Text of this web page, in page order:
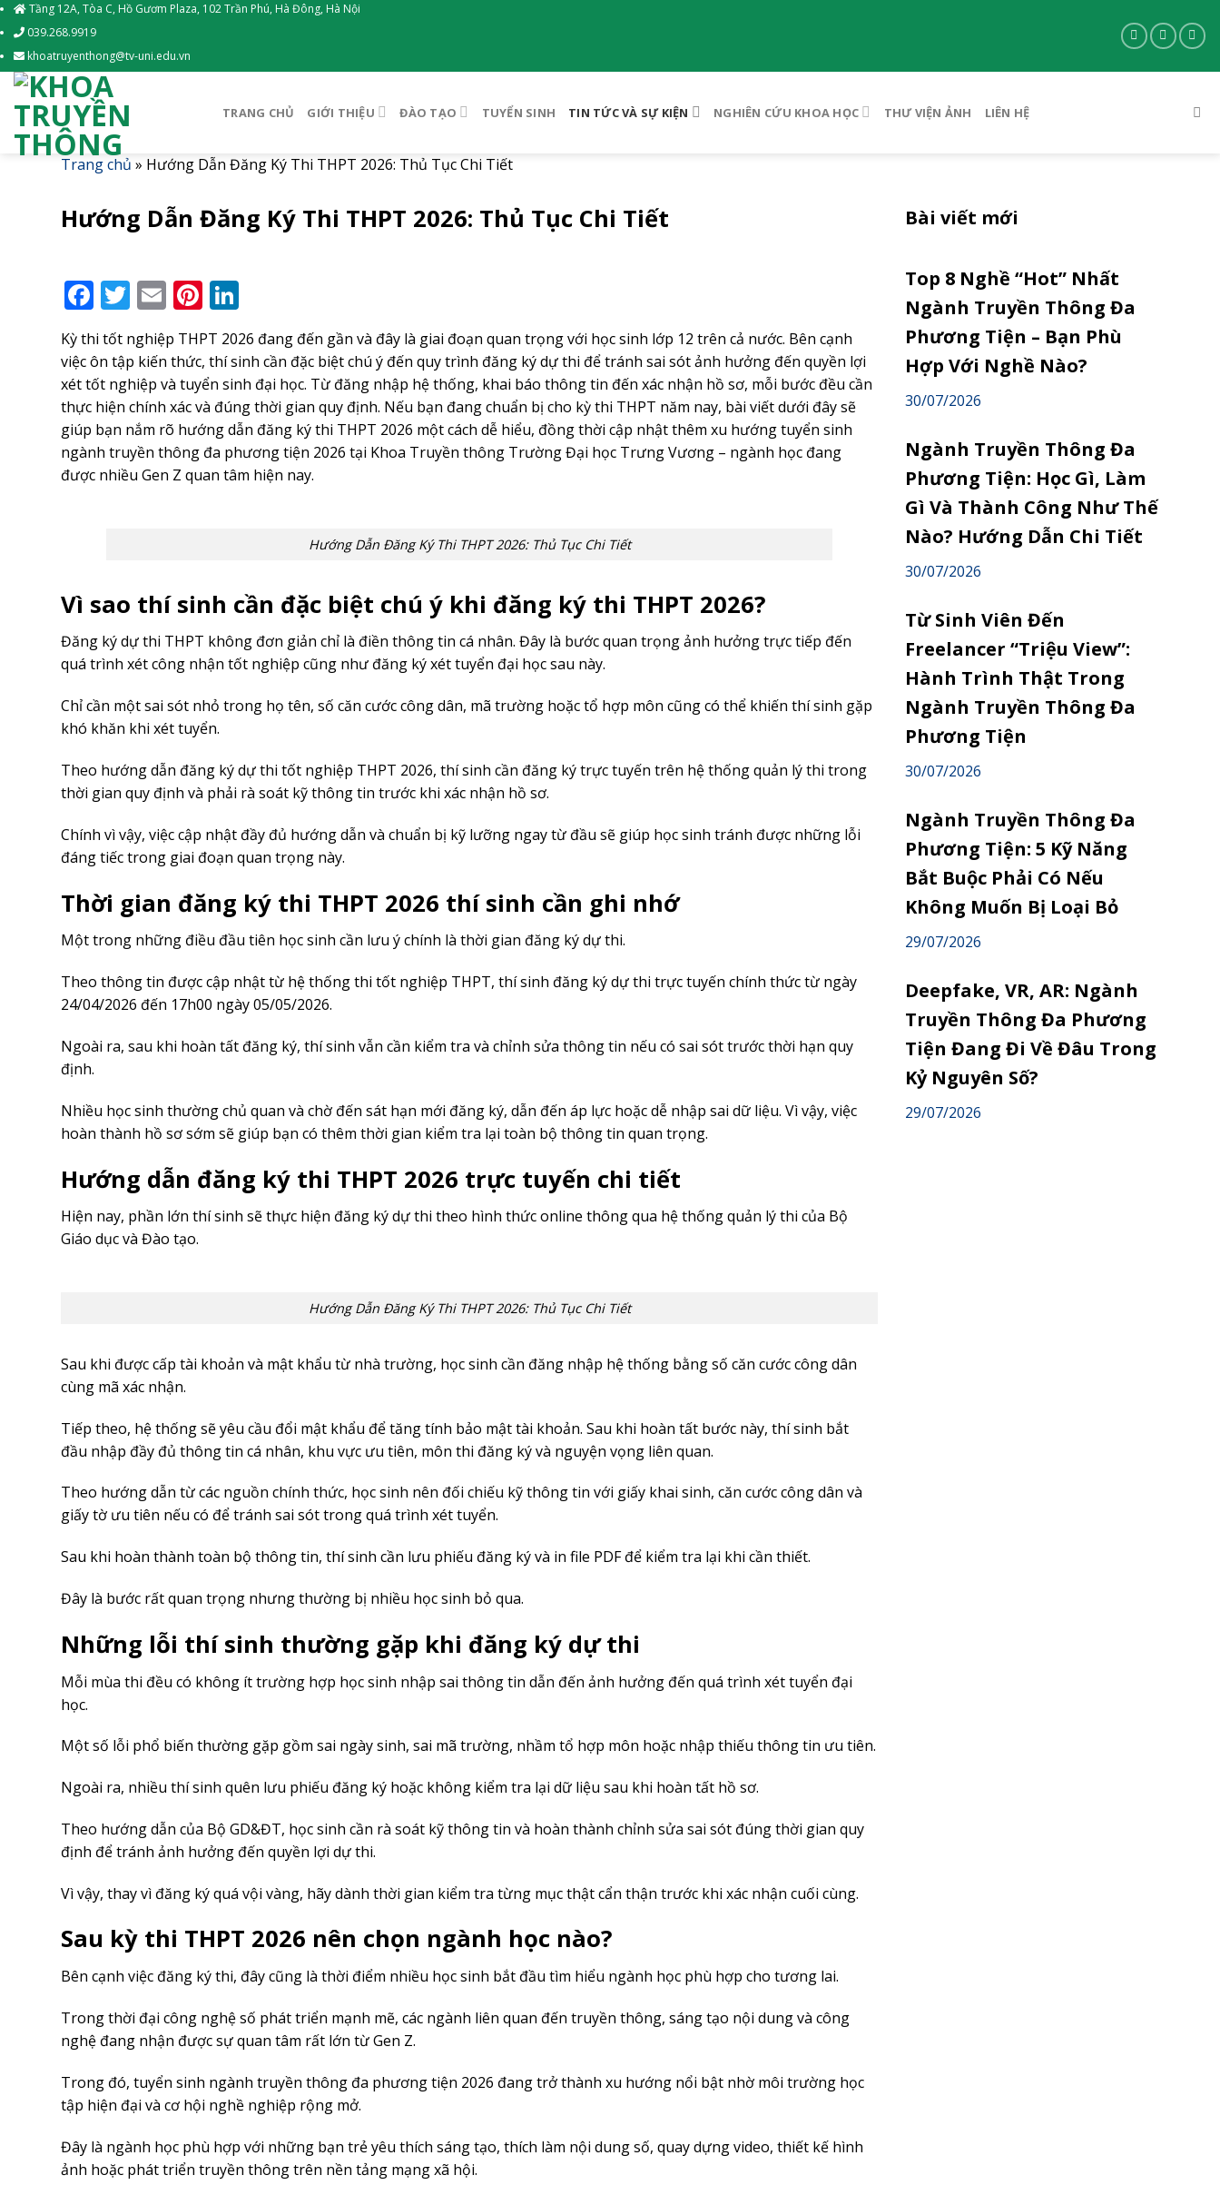
Skip
to
content
Tầng 12A, Tòa C, Hồ Gươm Plaza, 102 Trần Phú, Hà Đông, Hà Nội
039.268.9919
khoatruyenthong@tv-uni.edu.vn
TRANG CHỦ GIỚI THIỆU ĐÀO TẠO TUYỂN SINH TIN TỨC VÀ SỰ KIỆN NGHIÊN CỨU KHOA HỌC THƯ VIỆN ẢNH LIÊN HỆ
Trang chủ » Hướng Dẫn Đăng Ký Thi THPT 2026: Thủ Tục Chi Tiết
Hướng Dẫn Đăng Ký Thi THPT 2026: Thủ Tục Chi Tiết
Facebook
Twitter
EmailPinterest
Kỳ thi tốt nghiệp THPT 2026 đang đến gần và đây là giai đoạn quan trọng với học sinh lớp 12 trên cả nước. Bên cạnh
việc ôn tập kiến thức, thí sinh cần đặc biệt chú ý đến quy trình đăng ký dự thi để tránh sai sót ảnh hưởng đến quyền lợi
xét tốt nghiệp và tuyển sinh đại học. Từ đăng nhập hệ thống, khai báo thông tin đến xác nhận hồ sơ, mỗi bước đều cần
thực hiện chính xác và đúng thời gian quy định. Nếu bạn đang chuẩn bị cho kỳ thi THPT năm nay, bài viết dưới đây sẽ
giúp bạn nắm rõ hướng dẫn đăng ký thi THPT 2026 một cách dễ hiểu, đồng thời cập nhật thêm xu hướng tuyển sinh
ngành truyền thông đa phương tiện 2026 tại Khoa Truyền thông Trường Đại học Trưng Vương – ngành học đang
được nhiều Gen Z quan tâm hiện nay.
Hướng Dẫn Đăng Ký Thi THPT 2026: Thủ Tục Chi Tiết
Vì sao thí sinh cần đặc biệt chú ý khi đăng ký thi THPT 2026?
Đăng ký dự thi THPT không đơn giản chỉ là điền thông tin cá nhân. Đây là bước quan trọng ảnh hưởng trực tiếp đến
quá trình xét công nhận tốt nghiệp cũng như đăng ký xét tuyển đại học sau này.
Chỉ cần một sai sót nhỏ trong họ tên, số căn cước công dân, mã trường hoặc tổ hợp môn cũng có thể khiến thí sinh gặp
khó khăn khi xét tuyển.
Theo hướng dẫn đăng ký dự thi tốt nghiệp THPT 2026, thí sinh cần đăng ký trực tuyến trên hệ thống quản lý thi trong
thời gian quy định và phải rà soát kỹ thông tin trước khi xác nhận hồ sơ.
Chính vì vậy, việc cập nhật đầy đủ hướng dẫn và chuẩn bị kỹ lưỡng ngay từ đầu sẽ giúp học sinh tránh được những lỗi
đáng tiếc trong giai đoạn quan trọng này.
Thời gian đăng ký thi THPT 2026 thí sinh cần ghi nhớ
Một trong những điều đầu tiên học sinh cần lưu ý chính là thời gian đăng ký dự thi.
Theo thông tin được cập nhật từ hệ thống thi tốt nghiệp THPT, thí sinh đăng ký dự thi trực tuyến chính thức từ ngày
24/04/2026 đến 17h00 ngày 05/05/2026.
Ngoài ra, sau khi hoàn tất đăng ký, thí sinh vẫn cần kiểm tra và chỉnh sửa thông tin nếu có sai sót trước thời hạn quy
định.
Nhiều học sinh thường chủ quan và chờ đến sát hạn mới đăng ký, dẫn đến áp lực hoặc dễ nhập sai dữ liệu. Vì vậy, việc
hoàn thành hồ sơ sớm sẽ giúp bạn có thêm thời gian kiểm tra lại toàn bộ thông tin quan trọng.
Hướng dẫn đăng ký thi THPT 2026 trực tuyến chi tiết
Hiện nay, phần lớn thí sinh sẽ thực hiện đăng ký dự thi theo hình thức online thông qua hệ thống quản lý thi của Bộ
Giáo dục và Đào tạo.
Hướng Dẫn Đăng Ký Thi THPT 2026: Thủ Tục Chi Tiết
Sau khi được cấp tài khoản và mật khẩu từ nhà trường, học sinh cần đăng nhập hệ thống bằng số căn cước công dân
cùng mã xác nhận.
Tiếp theo, hệ thống sẽ yêu cầu đổi mật khẩu để tăng tính bảo mật tài khoản. Sau khi hoàn tất bước này, thí sinh bắt
đầu nhập đầy đủ thông tin cá nhân, khu vực ưu tiên, môn thi đăng ký và nguyện vọng liên quan.
Theo hướng dẫn từ các nguồn chính thức, học sinh nên đối chiếu kỹ thông tin với giấy khai sinh, căn cước công dân và
giấy tờ ưu tiên nếu có để tránh sai sót trong quá trình xét tuyển.
Sau khi hoàn thành toàn bộ thông tin, thí sinh cần lưu phiếu đăng ký và in file PDF để kiểm tra lại khi cần thiết.
Đây là bước rất quan trọng nhưng thường bị nhiều học sinh bỏ qua.
Những lỗi thí sinh thường gặp khi đăng ký dự thi
Mỗi mùa thi đều có không ít trường hợp học sinh nhập sai thông tin dẫn đến ảnh hưởng đến quá trình xét tuyển đại
học.
Một số lỗi phổ biến thường gặp gồm sai ngày sinh, sai mã trường, nhầm tổ hợp môn hoặc nhập thiếu thông tin ưu tiên.
Ngoài ra, nhiều thí sinh quên lưu phiếu đăng ký hoặc không kiểm tra lại dữ liệu sau khi hoàn tất hồ sơ.
Theo hướng dẫn của Bộ GD&ĐT, học sinh cần rà soát kỹ thông tin và hoàn thành chỉnh sửa sai sót đúng thời gian quy
định để tránh ảnh hưởng đến quyền lợi dự thi.
Vì vậy, thay vì đăng ký quá vội vàng, hãy dành thời gian kiểm tra từng mục thật cẩn thận trước khi xác nhận cuối cùng.
Sau kỳ thi THPT 2026 nên chọn ngành học nào?
Bên cạnh việc đăng ký thi, đây cũng là thời điểm nhiều học sinh bắt đầu tìm hiểu ngành học phù hợp cho tương lai.
Trong thời đại công nghệ số phát triển mạnh mẽ, các ngành liên quan đến truyền thông, sáng tạo nội dung và công
nghệ đang nhận được sự quan tâm rất lớn từ Gen Z.
Trong đó, tuyển sinh ngành truyền thông đa phương tiện 2026 đang trở thành xu hướng nổi bật nhờ môi trường học
tập hiện đại và cơ hội nghề nghiệp rộng mở.
Đây là ngành học phù hợp với những bạn trẻ yêu thích sáng tạo, thích làm nội dung số, quay dựng video, thiết kế hình
ảnh hoặc phát triển truyền thông trên nền tảng mạng xã hội.
Bài viết mới
Top 8 Nghề “Hot” Nhất
Ngành Truyền Thông Đa
Phương Tiện – Bạn Phù
Hợp Với Nghề Nào?
30/07/2026
Ngành Truyền Thông Đa
Phương Tiện: Học Gì, Làm
Gì Và Thành Công Như Thế
Nào? Hướng Dẫn Chi Tiết
30/07/2026
Từ Sinh Viên Đến
Freelancer “Triệu View”:
Hành Trình Thật Trong
Ngành Truyền Thông Đa
Phương Tiện
30/07/2026
Ngành Truyền Thông Đa
Phương Tiện: 5 Kỹ Năng
Bắt Buộc Phải Có Nếu
Không Muốn Bị Loại Bỏ
29/07/2026
Deepfake, VR, AR: Ngành
Truyền Thông Đa Phương
Tiện Đang Đi Về Đâu Trong
Kỷ Nguyên Số?
29/07/2026